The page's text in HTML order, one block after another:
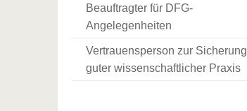
Beauftragter für DFG-
Angelegenheiten
Vertrauensperson zur Sicherung
guter wissenschaftlicher Praxis